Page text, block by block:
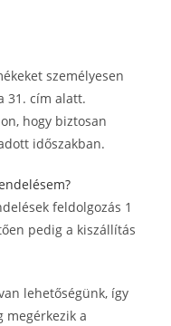
személyesen
31. cím alatt.
hogy biztosan
időszakban.
feldolgozás 1
pedig a kiszállítás
lehetőségünk, így
a